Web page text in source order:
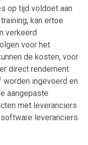
op tijd voldoet aan
kan ertoe
verkeerd
voor het
de kosten, voor
direct rendement.
ingevoerd en
aangepaste
met leveranciers
leveranciers
Cicero